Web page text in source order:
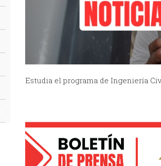
Estudia el programa de Ingeniería